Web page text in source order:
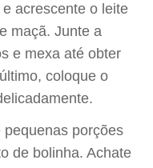
acrescente o leite
maçã. Junte a
e mexa até obter
coloque o
porções
de bolinha. Achate